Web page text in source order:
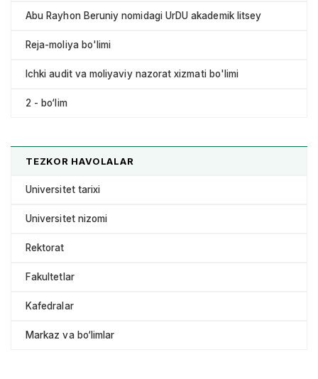
Abu Rayhon Beruniy nomidagi UrDU akademik litsey
Reja-moliya bo'limi
Ichki audit va moliyaviy nazorat xizmati bo'limi
2 - bo‘lim
TEZKOR HAVOLALAR
Universitet tarixi
Universitet nizomi
Rektorat
Fakultetlar
Kafedralar
Markaz va bo‘limlar